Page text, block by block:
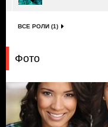
ВСЕ РОЛИ (1)
Фото